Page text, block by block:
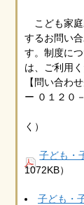
こども家庭
するお問い
す。制度に
は、ご利用く
【問い合わ
ー ０１２０
受付時
く）
子ども・
1072KB）
子ども・